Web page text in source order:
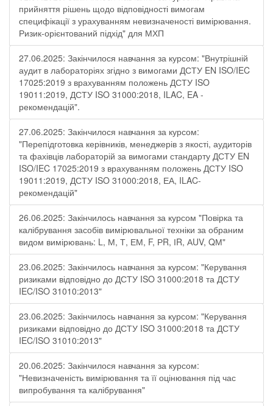
прийняття рішень щодо відповідності вимогам
специфікації з урахуванням невизначеності вимірювання.
Ризик-орієнтований підхід" для МХП
27.06.2025: Закінчилося навчання за курсом: "Внутрішній
аудит в лабораторіях згідно з вимогами ДСТУ EN ISO/IEC
17025:2019 з врахуванням положень ДСТУ ISO
19011:2019, ДСТУ ISO 31000:2018, ILAC, EA -
рекомендацій".
27.06.2025: Закінчилося навчання за курсом:
"Перепідготовка керівників, менеджерів з якості, аудиторів
та фахівців лабораторій за вимогами стандарту ДСТУ EN
ISO/IEC 17025:2019 з врахуванням положень ДСТУ ISO
19011:2019, ДСТУ ISO 31000:2018, ЕА, ILAC-
рекомендацій"
26.06.2025: Закінчилось навчання за курсом "Повірка та
калібрування засобів вимірювальної техніки за обраним
видом вимірювань: L, М, Т, ЕМ, F, РR, ІR, АUV, QМ"
23.06.2025: Закінчилось навчання за курсом: "Керування
ризиками відповідно до ДСТУ ISO 31000:2018 та ДСТУ
IEC/ISO 31010:2013"
23.06.2025: Закінчилось навчання за курсом: "Керування
ризиками відповідно до ДСТУ ISO 31000:2018 та ДСТУ
IEC/ISO 31010:2013"
20.06.2025: Закінчилося навчання за курсом:
"Невизначеність вимірювання та її оцінювання під час
випробування та калібрування"